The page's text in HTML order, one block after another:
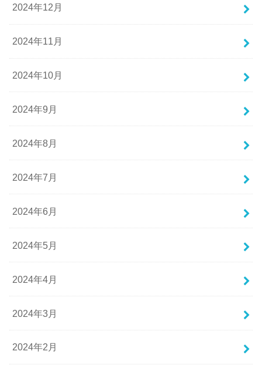
2024年12月
2024年11月
2024年10月
2024年9月
2024年8月
2024年7月
2024年6月
2024年5月
2024年4月
2024年3月
2024年2月